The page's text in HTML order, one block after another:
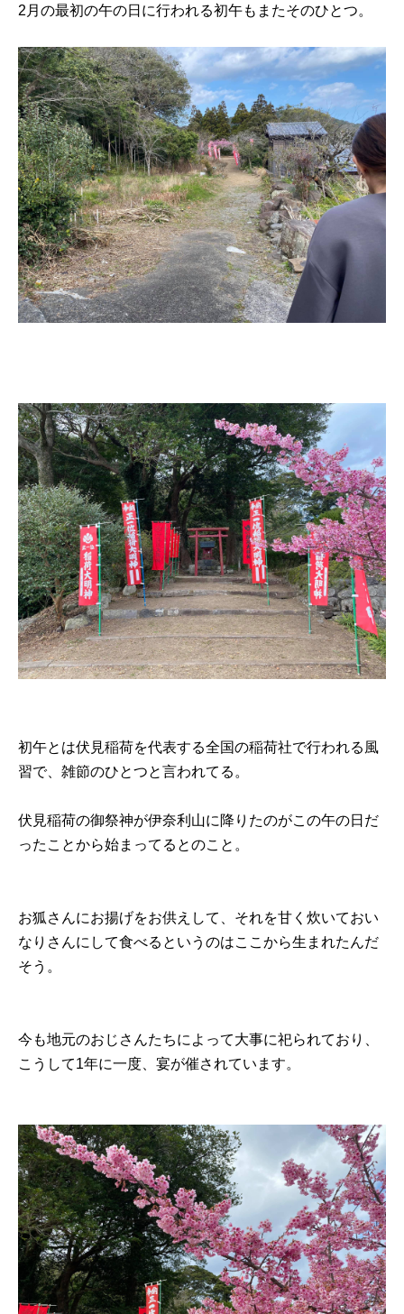
2月の最初の午の日に行われる初午もまたそのひとつ。
初午とは伏見稲荷を代表する全国の稲荷社で行われる風
習で、雑節のひとつと言われてる。
伏見稲荷の御祭神が伊奈利山に降りたのがこの午の日だ
ったことから始まってるとのこと。
お狐さんにお揚げをお供えして、それを甘く炊いておい
なりさんにして食べるというのはここから生まれたんだ
そう。
今も地元のおじさんたちによって大事に祀られており、
こうして1年に一度、宴が催されています。